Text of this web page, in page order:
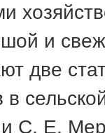
и
две
и С. Е.